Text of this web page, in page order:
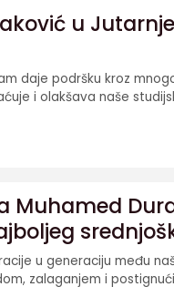
u
daje podršku kroz
i olakšava naše
Muhamed
u generaciju među
zalaganjem i